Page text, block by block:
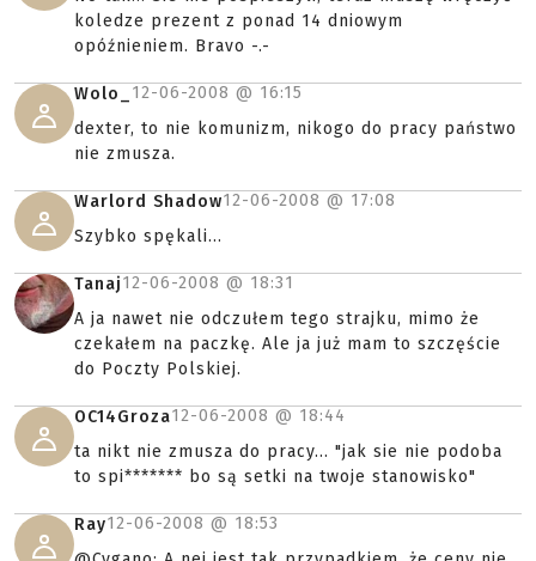
koledze prezent z ponad 14 dniowym
opóźnieniem. Bravo -.-
Wolo_ 12-06-2008 @ 16:15
dexter, to nie komunizm, nikogo do pracy państwo
nie zmusza.
Warlord Shadow12-06-2008 @ 17:08
Szybko spękali...
Tanaj12-06-2008 @ 18:31
A ja nawet nie odczułem tego strajku, mimo że
czekałem na paczkę. Ale ja już mam to szczęście
do Poczty Polskiej.
OC14Groza12-06-2008 @ 18:44
ta nikt nie zmusza do pracy... "jak sie nie podoba
to spi******* bo są setki na twoje stanowisko"
Ray12-06-2008 @ 18:53